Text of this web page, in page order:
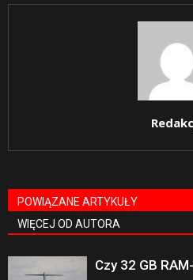
POWIĄZANE ARTYKUŁY
WIĘCEJ OD AUTORA
Czy 32 GB